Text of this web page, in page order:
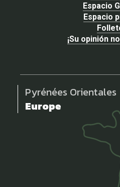
Espacio
Espacio
¡Su opinión
Pyrénées Orientales
Europe